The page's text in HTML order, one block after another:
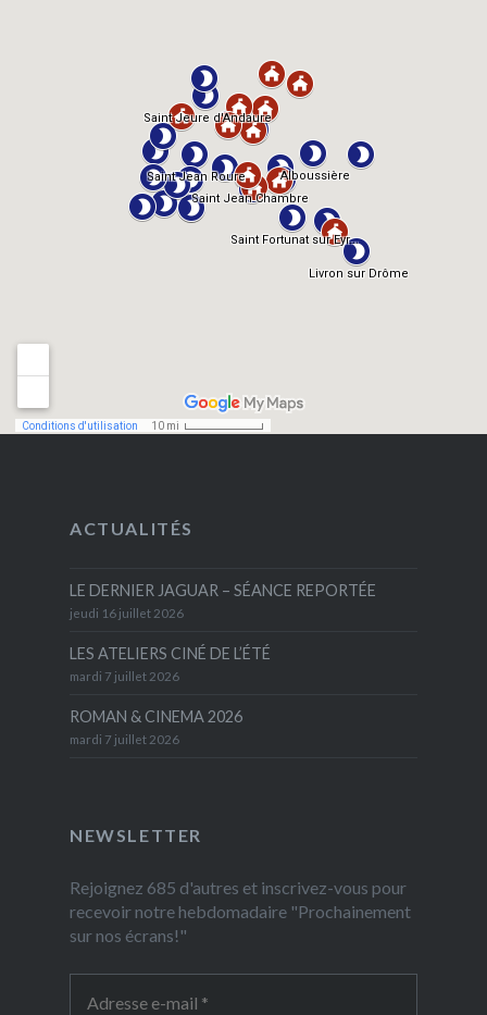
ACTUALITÉS
LE DERNIER JAGUAR – SÉANCE REPORTÉE
jeudi 16 juillet 2026
LES ATELIERS CINÉ DE L’ÉTÉ
mardi 7 juillet 2026
ROMAN & CINEMA 2026
mardi 7 juillet 2026
NEWSLETTER
Rejoignez 685 d'autres et inscrivez-vous pour
recevoir notre hebdomadaire "Prochainement
sur nos écrans!"